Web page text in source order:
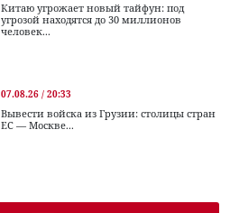
Китаю угрожает новый тайфун: под
угрозой находятся до 30 миллионов
человек...
07.08.26 / 20:33
Вывести войска из Грузии: столицы стран
ЕС — Москве...